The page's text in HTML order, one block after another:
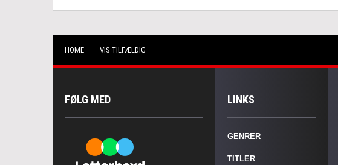
HOME VIS TILFÆLDIG
FØLG MED LINKS
GENRER
TITLER